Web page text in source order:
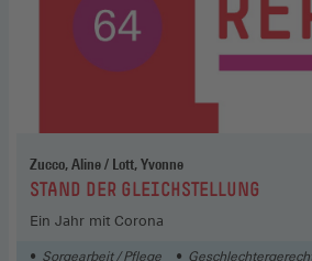
Zucco, Aline / Lott, Yvonne
:STAND DER GLEICHSTELLUNG
Ein Jahr mit Corona
Sorgearbeit / Pflege